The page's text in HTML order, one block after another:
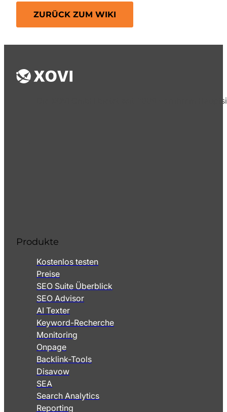
ZURÜCK ZUM WIKI
Die XOVI GmbH bietet seit 2009 von ihrem
Produkte
Kostenlos testen
Preise
SEO Suite Überblick
SEO Advisor
AI Texter
Keyword-Recherche
Monitoring
Onpage
Backlink-Tools
Disavow
SEA
Search Analytics
Reporting